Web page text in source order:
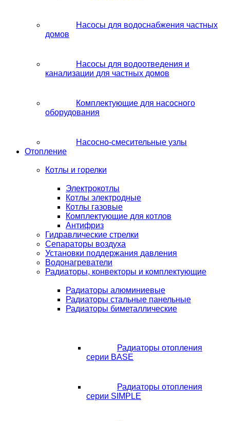
Насосы для водоснабжения частных
домов
Насосы для водоотведения и
канализации для частных домов
Комплектующие для насосного
оборудования
Насосно-смесительные узлы
Отопление
Котлы и горелки
Электрокотлы
Котлы электродные
Котлы газовые
Комплектующие для котлов
Антифриз
Гидравлические стрелки
Сепараторы воздуха
Установки поддержания давления
Водонагреватели
Радиаторы, конвекторы и комплектующие
Радиаторы алюминиевые
Радиаторы стальные панельные
Радиаторы биметаллические
Радиаторы отопления
серии BASE
Радиаторы отопления
серии SIMPLE